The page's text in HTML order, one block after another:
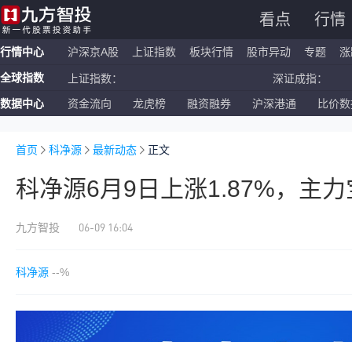
看点 行情
行情中心 沪深京A股 上证指数 板块行情 股市异动 专题
全球指数 上证指数： 深证成指：
恒生指数： 国企指数：
数据中心 资金流向 龙虎榜 融资融券 沪深港通 比价
首页 科净源 最新动态 正文
科净源6月9日上涨1.87%，主
九方智投 06-09 16:04
科净源 --%